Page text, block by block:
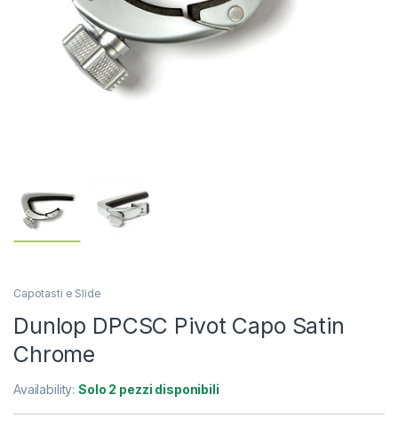
Capotasti e Slide
Dunlop DPCSC Pivot Capo Satin
Chrome
Availability:Solo 2 pezzi disponibili